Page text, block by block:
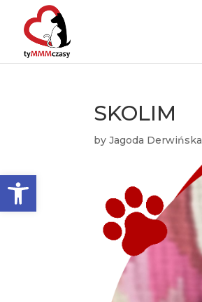
Otwórz pasek narzędzi
SKOLIM
byJagoda Derwińska